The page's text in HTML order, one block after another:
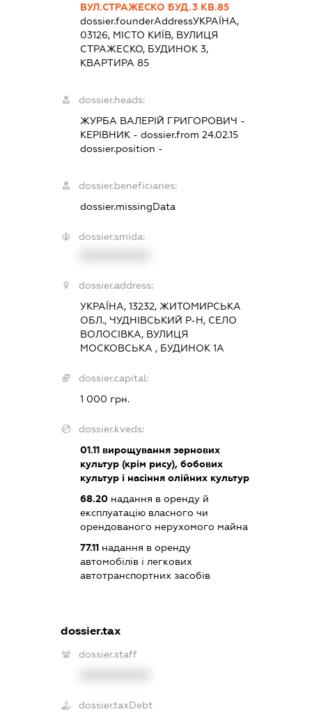
ВУЛ.СТРАЖЕСКО БУД.3 КВ.85
dossier.founderAddressУКРАЇНА,
03126, МІСТО КИЇВ, ВУЛИЦЯ
СТРАЖЕСКО, БУДИНОК 3,
КВАРТИРА 85
dossier.heads:
ЖУРБА ВАЛЕРІЙ ГРИГОРОВИЧ -
КЕРІВНИК - dossier.from 24.02.15
dossier.position -
dossier.beneficiaries:
dossier.missingData
dossier.smida:
dossier.address:
УКРАЇНА, 13232, ЖИТОМИРСЬКА
ОБЛ., ЧУДНІВСЬКИЙ Р-Н, СЕЛО
ВОЛОСІВКА, ВУЛИЦЯ
МОСКОВСЬКА , БУДИНОК 1А
dossier.capital:
1 000 грн.
dossier.kveds:
01.11вирощування зернових
культур (крім рису), бобових
культур і насіння олійних культур
68.20надання в оренду й
експлуатацію власного чи
орендованого нерухомого майна
77.11надання в оренду
автомобілів і легкових
автотранспортних засобів
dossier.tax
dossier.staff
dossier.taxDebt